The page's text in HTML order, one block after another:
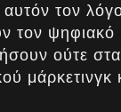
τον
τον ψηφιακό
ούτε
μάρκετινγκ